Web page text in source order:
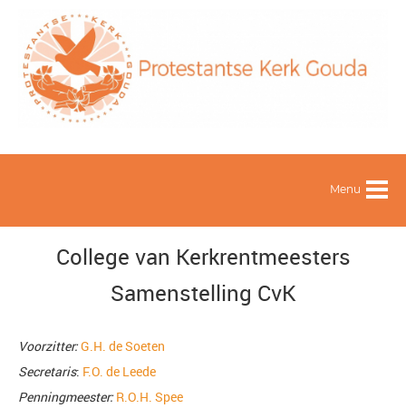
Menu
College van Kerkrentmeesters
Samenstelling CvK
Voorzitter:G.H. de Soeten
Secretaris: F.O. de Leede
Penningmeester: R.O.H. Spee